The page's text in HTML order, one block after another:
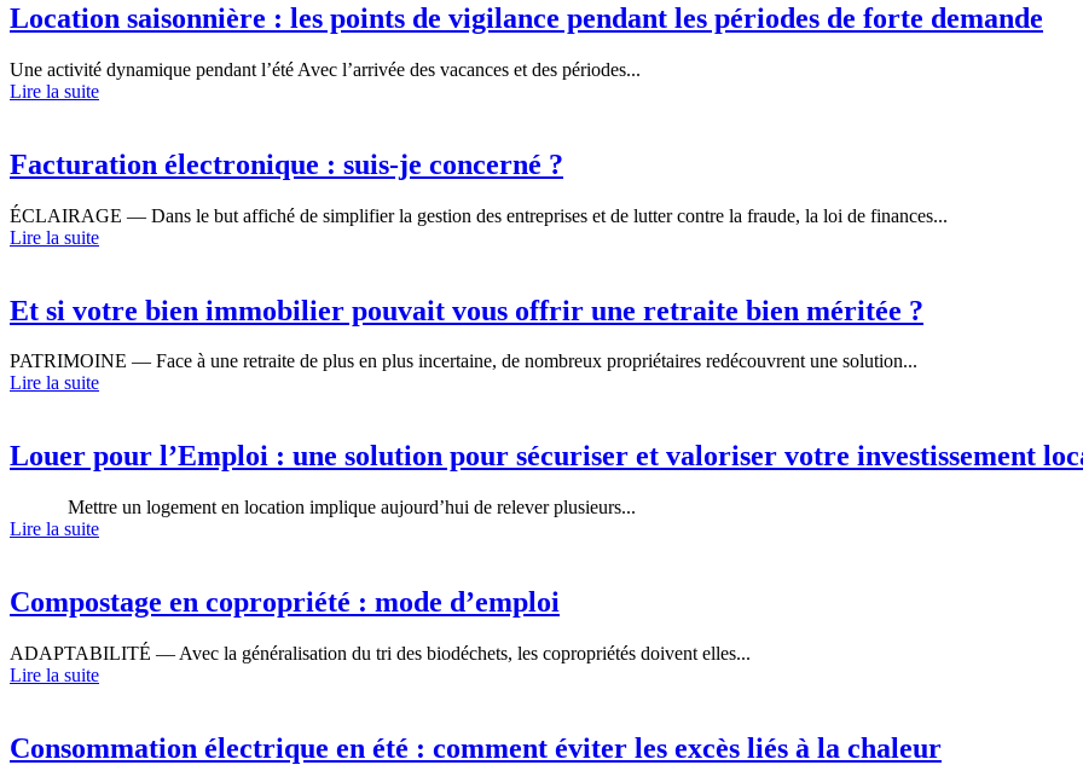
Location saisonnière : les points de vigilance pendant les périodes de forte demande
Une activité dynamique pendant l’été Avec l’arrivée des vacances et des périodes...
Lire la suite
Facturation électronique : suis-je concerné ?
ÉCLAIRAGE — Dans le but affiché de simplifier la gestion des entreprises et de lutter contre la fraude, la loi de finances...
Lire la suite
Et si votre bien immobilier pouvait vous offrir une retraite bien méritée ?
PATRIMOINE — Face à une retraite de plus en plus incertaine, de nombreux propriétaires redécouvrent une solution...
Lire la suite
Louer pour l’Emploi : une solution pour sécuriser et valoriser votre investissement
​ Mettre un logement en location implique aujourd’hui de relever plusieurs...
Lire la suite
Compostage en copropriété : mode d’emploi
ADAPTABILITÉ — Avec la généralisation du tri des biodéchets, les copropriétés doivent elles...
Lire la suite
Consommation électrique en été : comment éviter les excès liés à la chaleur